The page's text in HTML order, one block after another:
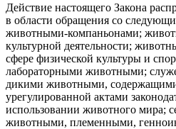
Действие настоящего Закона
в области обращения со
животными-компаньонами;
культурной деятельности;
сфере физической культуры и
лабораторными животными;
дикими животными,
урегулированной актами
использовании животного мира;
животными, племенными,